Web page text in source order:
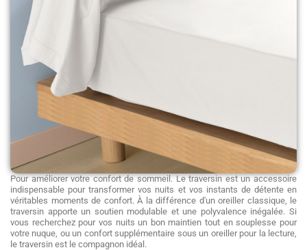
Pour améliorer votre confort de sommeil. Le traversin est un accessoire
indispensable pour transformer vos nuits et vos instants de détente en
véritables moments de confort. À la différence d'un oreiller classique, le
traversin apporte un soutien modulable et une polyvalence inégalée. Si
vous recherchez pour vos nuits un bon maintien tout en souplesse pour
votre nuque, ou un confort supplémentaire sous un oreiller pour la lecture,
le traversin est le compagnon idéal.